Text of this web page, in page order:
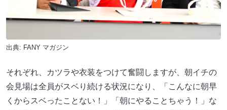
出典: FANY マガジン
それぞれ、カツラや衣装をつけて奮闘しますが、朝イチの
会見場は全員がスベり続ける状況になり、「こんなに朝早
くからスベったことない！」「朝にやることちゃう！」な